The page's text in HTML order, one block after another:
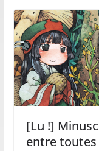
[Lu !]
entre toutes